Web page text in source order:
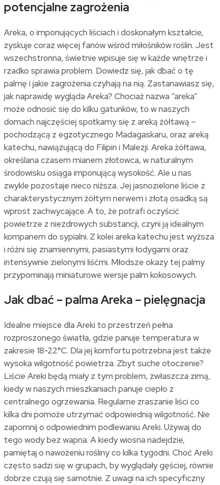
potencjalne zagrożenia
Areka, o imponujących liściach i doskonałym kształcie,
zyskuje coraz więcej fanów wśród miłośników roślin. Jest
wszechstronna, świetnie wpisuje się w każde wnętrze i
rzadko sprawia problem. Dowiedz się, jak dbać o tę
palmę i jakie zagrożenia czyhają na nią. Zastanawiasz się,
jak naprawdę wygląda Areka? Chociaż nazwa “areka”
może odnosić się do kilku gatunków, to w naszych
domach najczęściej spotkamy się z areką żółtawą –
pochodzącą z egzotycznego Madagaskaru, oraz areką
katechu, nawiązującą do Filipin i Malezji. Areka żółtawa,
określana czasem mianem złotowca, w naturalnym
środowisku osiąga imponującą wysokość. Ale u nas
zwykle pozostaje nieco niższa. Jej jasnozielone liście z
charakterystycznym żółtym nerwem i złotą osadką są
wprost zachwycające. A to, że potrafi oczyścić
powietrze z niezdrowych substancji, czyni ją idealnym
kompanem do sypialni. Z kolei areka katechu jest wyższa
i różni się znamiennymi, pasiastymi łodygami oraz
intensywnie zielonymi liśćmi. Młodsze okazy tej palmy
przypominają miniaturowe wersje palm kokosowych.
Jak dbać – palma Areka – pielęgnacja
Idealne miejsce dla Areki to przestrzeń pełna
rozproszonego światła, gdzie panuje temperatura w
zakresie 18-22°C. Dla jej komfortu potrzebna jest także
wysoka wilgotność powietrza. Zbyt suche otoczenie?
Liście Areki będą miały z tym problem, zwłaszcza zimą,
kiedy w naszych mieszkaniach panuje ciepło z
centralnego ogrzewania. Regularne zraszanie liści co
kilka dni pomoże utrzymać odpowiednią wilgotność. Nie
zapomnij o odpowiednim podlewaniu Areki. Używaj do
tego wody bez wapna. A kiedy wiosna nadejdzie,
pamiętaj o nawożeniu rośliny co kilka tygodni. Choć Areki
często sadzi się w grupach, by wyglądały gęściej, równie
dobrze czują się samotnie. Z uwagi na ich specyficzny